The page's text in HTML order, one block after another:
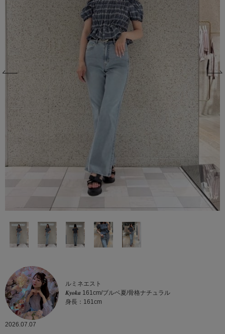
ルミネエスト
𝑲𝒚𝒐𝒌𝒂 161cm/ブルベ夏/骨格ナチュラル
身長：161cm
2026.07.07